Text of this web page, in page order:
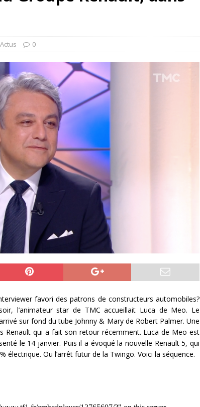
GTi : naissance d’une légende
Actus 0
favori des patrons de constructeurs automobiles?
l’animateur star de TMC accueillait Luca de Meo. Le
sur fond du tube Johnny & Mary de Robert Palmer. Une
Renault qui a fait son retour récemment. Luca de Meo est
le 14 janvier. Puis il a évoqué la nouvelle Renault 5, qui
électrique. Ou l’arrêt futur de la Twingo. Voici la séquence.